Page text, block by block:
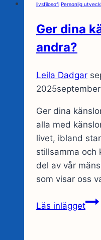
livsfilosofi Personlig
Ger dina
andra?
Leila Dadgar
2025
Ger dina
alla med
livet, ibland
stillsamma och
del av vår
som visar oss
Läs inläggetGer